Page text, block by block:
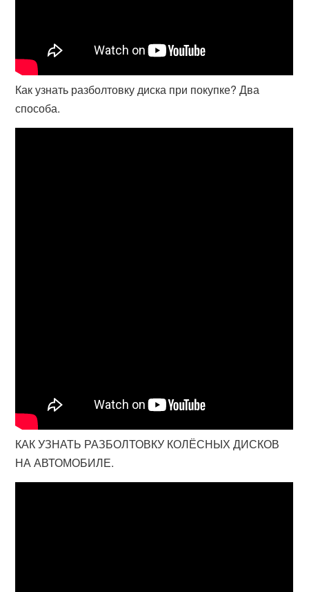
Как узнать разболтовку диска при покупке? Два
способа.
КАК УЗНАТЬ РАЗБОЛТОВКУ КОЛЁСНЫХ ДИСКОВ
НА АВТОМОБИЛЕ.